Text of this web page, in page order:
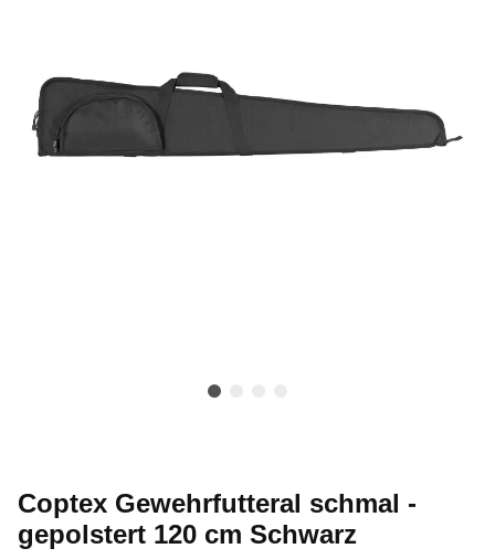
Coptex Gewehrfutteral schmal -
gepolstert 120 cm Schwarz